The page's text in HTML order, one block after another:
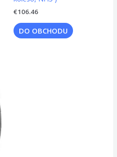
€106.46
DO OBCHODU